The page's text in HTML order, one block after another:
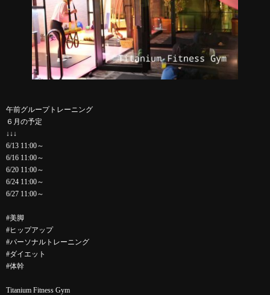
午前グループトレーニング
６月の予定
↓↓↓
6/13 11:00～
6/16 11:00～
6/20 11:00～
6/24 11:00～
6/27 11:00～
#美脚
#ヒップアップ
#パーソナルトレーニング
#ダイエット
#体幹
Titanium Fitness Gym